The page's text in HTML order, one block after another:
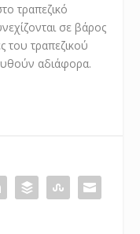
τραπεζικό
σε βάρος
του τραπεζικού
αδιάφορα.